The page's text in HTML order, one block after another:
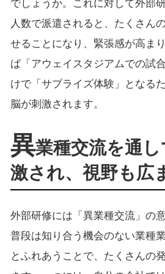
でしょうか。これに対して外部
人数で派遣されると、たくさん
せることになり、緊張感が高ま
ば「アウェイスタジアムでの試
けで「サプライズ体験」となる
脳が刺激されます。
異業種交流を通し
激され、視野も広
外部研修には「異業種交流」の
普段は知り合う機会のない業種
とふれあうことで、たくさんの